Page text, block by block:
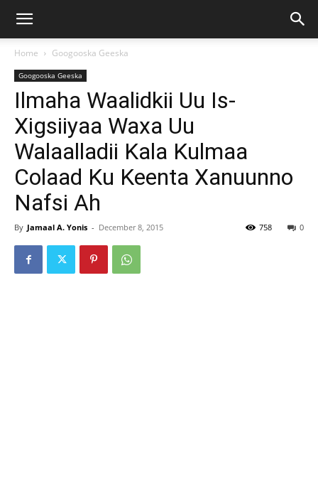
Home Googooska Geeska
Googooska Geeska
Ilmaha Waalidkii Uu Is-
Xigsiiyaa Waxa Uu
Walaalladii Kala Kulmaa
Colaad Ku Keenta Xanuunno
Nafsi Ah
By Jamaal A. Yonis - December 8, 2015 0
758